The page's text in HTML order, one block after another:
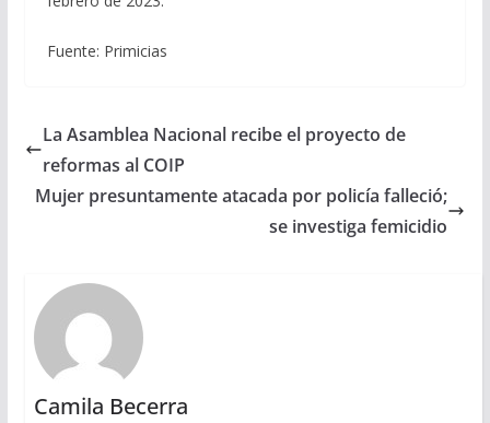
Fuente: Primicias
La Asamblea Nacional recibe el proyecto de
reformas al COIP
Mujer presuntamente atacada por policía falleció;
se investiga femicidio
Camila Becerra